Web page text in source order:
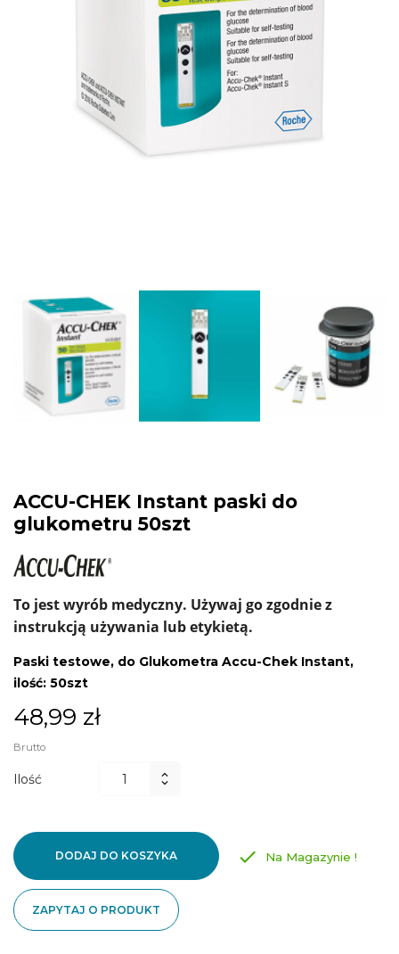
ACCU-CHEK Instant paski do
glukometru 50szt
To jest wyrób medyczny. Używaj go zgodnie z
instrukcją używania lub etykietą.
Paski testowe, do Glukometra Accu-Chek Instant,
ilość: 50szt
48,99 zł
Brutto
Ilość
DODAJ DO KOSZYKA  Na Magazynie !
ZAPYTAJ O PRODUKT